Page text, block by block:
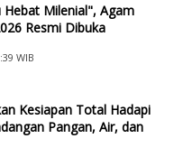
Milenial", Agam
Resmi Dibuka
WIB
Kesiapan Total Hadapi
Pangan, Air, dan